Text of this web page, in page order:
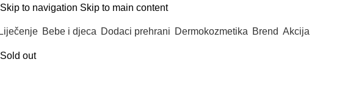
Skip to navigation Skip to main content
Bebe i djeca Dodaci prehrani Dermokozmetika Brend Akcija
Sold out